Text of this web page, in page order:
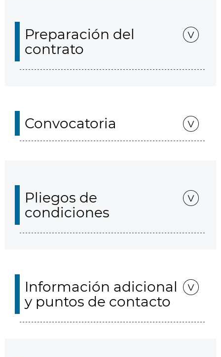
Preparación del
contrato
Convocatoria
Pliegos de
condiciones
Información adicional
y puntos de contacto